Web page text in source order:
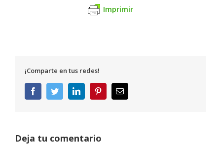
Imprimir
¡Comparte en tus redes!
FacebookTwitterLinkedInPinterestCorreo
electrónico
Deja tu comentario